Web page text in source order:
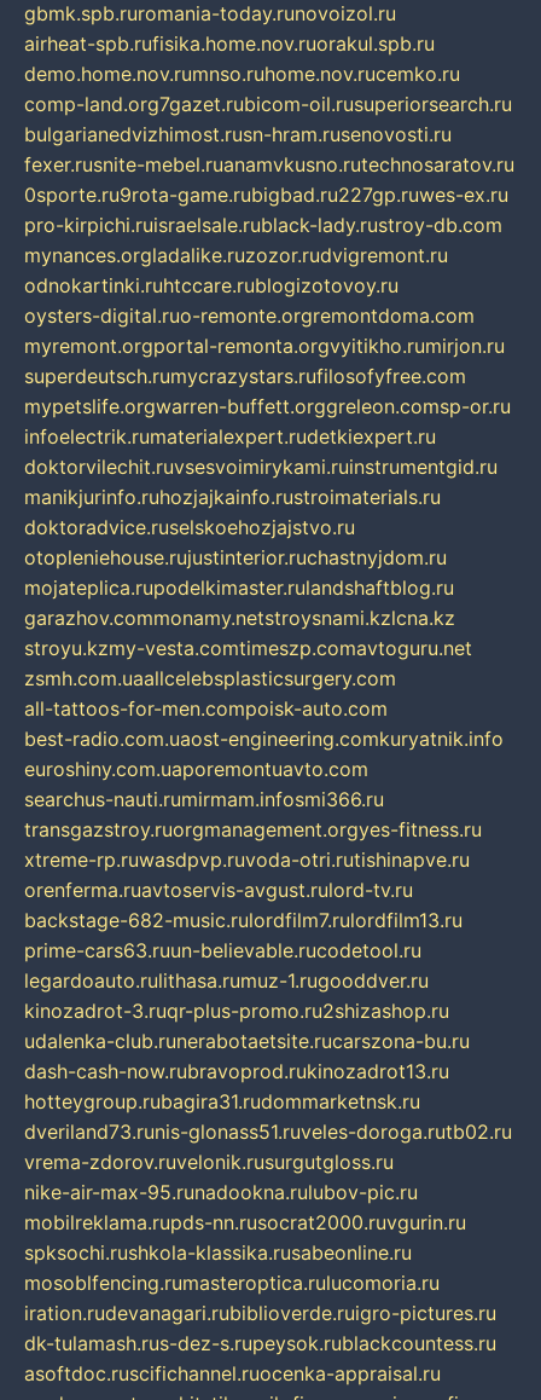
gbmk.spb.ruromania-today.runovoizol.ru
airheat-spb.rufisika.home.nov.ruorakul.spb.ru
demo.home.nov.rumnso.ruhome.nov.rucemko.ru
comp-land.org7gazet.rubicom-oil.rusuperiorsearch.ru
bulgarianedvizhimost.rusn-hram.rusenovosti.ru
fexer.rusnite-mebel.ruanamvkusno.rutechnosaratov.ru
0sporte.ru9rota-game.rubigbad.ru227gp.ruwes-ex.ru
pro-kirpichi.ruisraelsale.rublack-lady.rustroy-db.com
mynances.orgladalike.ruzozor.rudvigremont.ru
odnokartinki.ruhtccare.rublogizotovoy.ru
oysters-digital.ruo-remonte.orgremontdoma.com
myremont.orgportal-remonta.orgvyitikho.rumirjon.ru
superdeutsch.rumycrazystars.rufilosofyfree.com
mypetslife.orgwarren-buffett.orggreleon.comsp-or.ru
infoelectrik.rumaterialexpert.rudetkiexpert.ru
doktorvilechit.ruvsesvoimirykami.ruinstrumentgid.ru
manikjurinfo.ruhozjajkainfo.rustroimaterials.ru
doktoradvice.ruselskoehozjajstvo.ru
otopleniehouse.rujustinterior.ruchastnyjdom.ru
mojateplica.rupodelkimaster.rulandshaftblog.ru
garazhov.commonamy.netstroysnami.kzlcna.kz
stroyu.kzmy-vesta.comtimeszp.comavtoguru.net
zsmh.com.uaallcelebsplasticsurgery.com
all-tattoos-for-men.compoisk-auto.com
best-radio.com.uaost-engineering.comkuryatnik.info
euroshiny.com.uaporemontuavto.com
searchus-nauti.rumirmam.infosmi366.ru
transgazstroy.ruorgmanagement.orgyes-fitness.ru
xtreme-rp.ruwasdpvp.ruvoda-otri.rutishinapve.ru
orenferma.ruavtoservis-avgust.rulord-tv.ru
backstage-682-music.rulordfilm7.rulordfilm13.ru
prime-cars63.ruun-believable.rucodetool.ru
legardoauto.rulithasa.rumuz-1.rugooddver.ru
kinozadrot-3.ruqr-plus-promo.ru2shizashop.ru
udalenka-club.runerabotaetsite.rucarszona-bu.ru
dash-cash-now.rubravoprod.rukinozadrot13.ru
hotteygroup.rubagira31.rudommarketnsk.ru
dveriland73.runis-glonass51.ruveles-doroga.rutb02.ru
vrema-zdorov.ruvelonik.rusurgutgloss.ru
nike-air-max-95.runadookna.rulubov-pic.ru
mobilreklama.rupds-nn.rusocrat2000.ruvgurin.ru
spksochi.rushkola-klassika.rusabeonline.ru
mosoblfencing.rumasteroptica.rulucomoria.ru
iration.rudevanagari.rubiblioverde.ruigro-pictures.ru
dk-tulamash.rus-dez-s.rupeysok.rublackcountess.ru
asoftdoc.ruscifichannel.ruocenka-appraisal.ru